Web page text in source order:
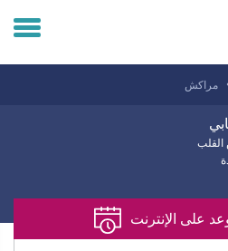
المريض
الطبيب
مراكش
القلب
على الإنترنت